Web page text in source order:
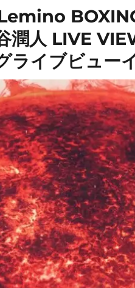
潤人 LIVE
ライブビュー